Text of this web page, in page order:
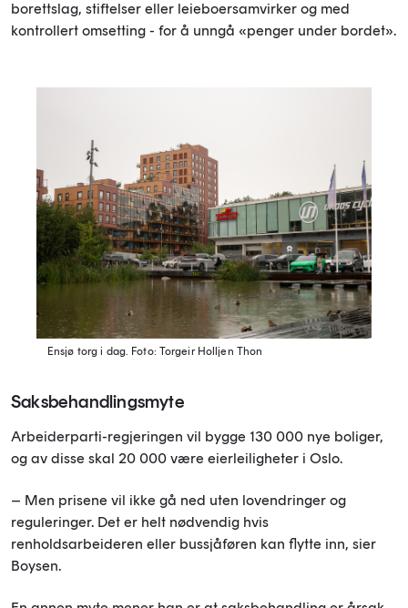
borettslag, stiftelser eller leieboersamvirker og med
kontrollert omsetting - for å unngå «penger under bordet».
Ensjø torg i dag. Foto: Torgeir Holljen Thon
Saksbehandlingsmyte
Arbeiderparti-regjeringen vil bygge 130 000 nye boliger,
og av disse skal 20 000 være eierleiligheter i Oslo.
– Men prisene vil ikke gå ned uten lovendringer og
reguleringer. Det er helt nødvendig hvis
renholdsarbeideren eller bussjåføren kan flytte inn, sier
Boysen.